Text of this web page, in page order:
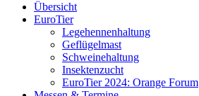
Übersicht
EuroTier
Legehennenhaltung
Geflügelmast
Schweinehaltung
Insektenzucht
EuroTier 2024: Orange Forum